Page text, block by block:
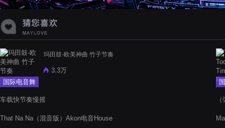
国际电音舞
玛田鼓-欧美神曲 竹子节奏
3.3万
车载快节奏慢摇
That Na Na（混音版）Akon电音House